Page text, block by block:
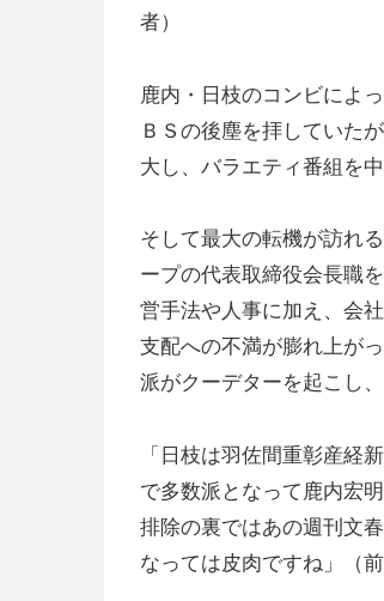
者）
鹿内・日枝のコンビによ
ＢＳの後塵を拝していた
大し、バラエティ番組を
そして最大の転機が訪れ
ープの代表取締役会長職
営手法や人事に加え、会
支配への不満が膨れ上が
派がクーデターを起こし
「日枝は羽佐間重彰産経
で多数派となって鹿内宏
排除の裏ではあの週刊文
なっては皮肉ですね」（